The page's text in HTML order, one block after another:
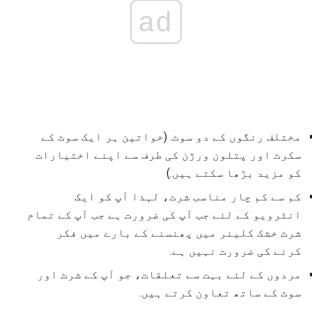
ad
مختلف رنگوں کے دو سوٹ. (خواتین ہر ایک سوٹ کے
سکرٹ اور پتلون ورژن کی طرف سے اپنے اختیارات
کو مزید بڑھا سکتے ہیں.)
کم سے کم چار مناسب شرٹ، لہذا آپ کو ایک
انٹرویو کے لئے جب آپ کی ضرورت ہے جب آپ کے تمام
شرٹ خشک کلینر میں پھنسنے کے بارے میں فکر
کرنے کی ضرورت نہیں ہے.
مردوں کے لئے بہت سے تعلقات، جو آپ کے شرٹ اور
سوٹ کے ساتھ تعاون کرتے ہیں.